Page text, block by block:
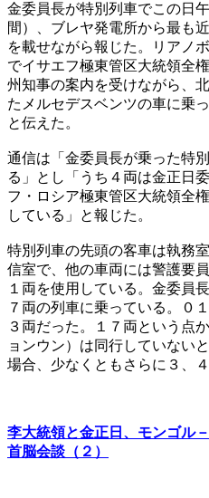
金委員長が特別列車でこの日
間）、ブレヤ発電所から最も
を載せながら報じた。リアノ
でイサエフ極東管区大統領全
州知事の案内を受けながら、
たメルセデスベンツの車に乗
と伝えた。
通信は「金委員長が乗った特
る」とし「うち４両は金正日
フ・ロシア極東管区大統領全
している」と報じた。
特別列車の先頭の客車は執務
信室で、他の車両には警護要
１両を使用している。金委員
７両の列車に乗っている。０
３両だった。１７両という点
ョンウン）は同行していない
場合、少なくともさらに３、
李大統領と金正日、モンゴル
首脳会談（２）